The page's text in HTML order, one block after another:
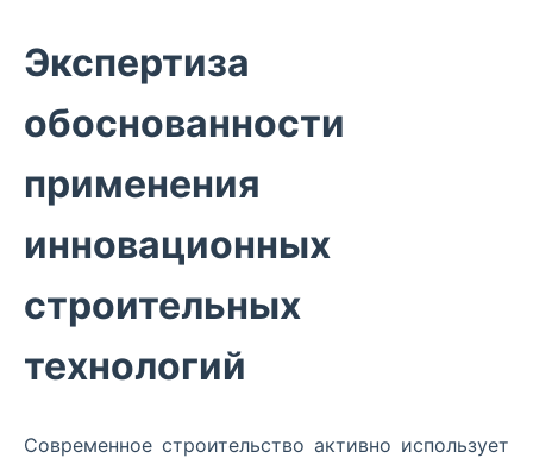
Экспертиза
обоснованности
применения
инновационных
строительных
технологий
Современное строительство активно использует